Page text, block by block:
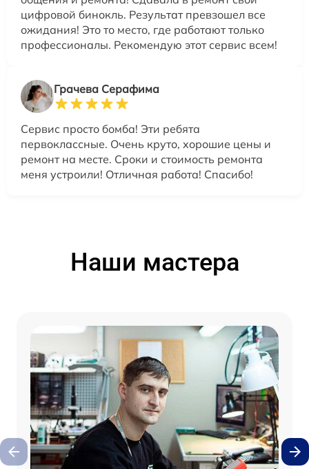
цифровой бинокль. Результат превзошел все
ожидания! Это то место, где работают только
профессионалы. Рекомендую этот сервис всем!
Грачева Серафима
Сервис просто бомба! Эти ребята
первоклассные. Очень круто, хорошие цены и
ремонт на месте. Сроки и стоимость ремонта
меня устроили! Отличная работа! Спасибо!
Наши мастера